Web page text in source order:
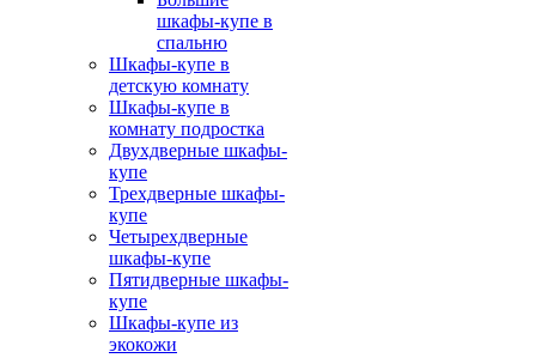
шкафы-купе в
спальню
Шкафы-купе в
детскую комнату
Шкафы-купе в
комнату подростка
Двухдверные шкафы-
купе
Трехдверные шкафы-
купе
Четырехдверные
шкафы-купе
Пятидверные шкафы-
купе
Шкафы-купе из
экокожи